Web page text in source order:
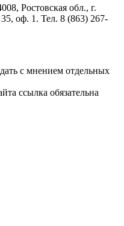
Ростовская обл., г.
оф. 1. Тел. 8 (863) 267-
с мнением отдельных
ссылка обязательна